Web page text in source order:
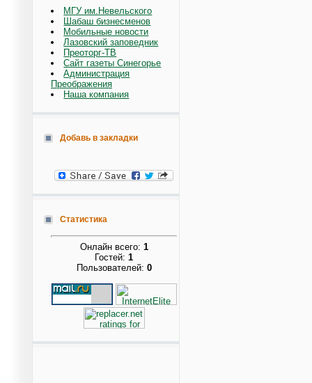
МГУ им.Невельского
Шабаш бизнесменов
Мобильные новости
Лазовский заповедник
Преоторг-ТВ
Сайт газеты Синегорье
Администрация
Преображения
Наша компания
Добавь в закладки
Статистика
Онлайн всего: 1
Гостей: 1
Пользователей: 0